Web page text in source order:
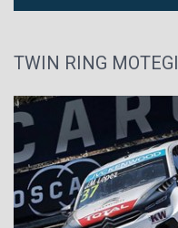
TWIN RING MOTEGI